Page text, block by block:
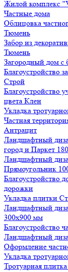
Жилой комплекс
Частные дома
Облицовка
Тюмень
Забор из
Тюмень
Загородный дом с
Благоустройство
Строй
Благоустройство
цвета Клен
Укладка
Частная
Антрацит
Ландшафтный
город и Паркет
Ландшафтный
Прямоугольник
Благоустройство
дорожки
Укладка плитки
Ландшафтный
300х900 мм
Благоустройство
Ландшафтный
Оформление
Укладка
Тротуарная